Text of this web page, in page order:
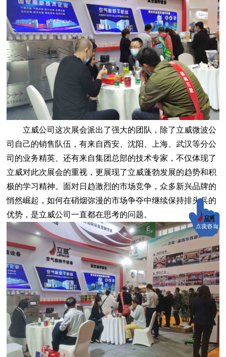
立威公司这次展会派出了强大的团队，除了立威微波公
司自己的销售队伍，有来自西安、沈阳、上海、武汉等分公
司的业务精英、还有来自集团总部的技术专家，不仅体现了
立威对此次展会的重视，更展现了立威蓬勃发展的趋势和积
极的学习精神。面对日趋激烈的市场竞争，众多新兴品牌的
悄然崛起，如何在硝烟弥漫的市场争夺中继续保持排头兵的
优势，是立威公司一直都在思考的问题。